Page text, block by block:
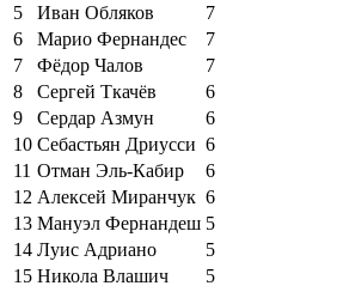
5
Иван Обляков
7
6
Марио Фернандес
7
7
Фёдор Чалов
7
8
Сергей Ткачёв
6
9
Сердар Азмун
6
10 Себастьян Дриусси 6
11 Отман Эль-Кабир
6
12 Алексей Миранчук 6
13 Мануэл Фернандеш 5
14 Луис Адриано
5
15 Никола Влашич 5